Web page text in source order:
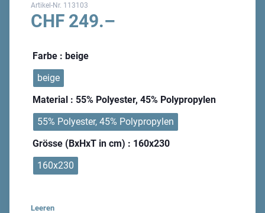
Artikel-Nr. 113103
CHF 249.–
Farbe : beige
beige
Material : 55% Polyester, 45% Polypropylen
55% Polyester, 45% Polypropylen
Grösse (BxHxT in cm) : 160x230
160x230
Leeren